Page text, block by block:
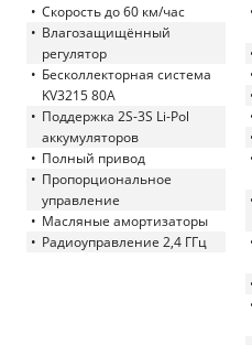
Скорость до 60 км/час
Влагозащищённый
регулятор
Бесколлекторная система
KV3215 80A
Поддержка 2S-3S Li-Pol
аккумуляторов
Полный привод
Пропорциональное
управление
Масляные амортизаторы
Радиоуправление 2,4 ГГц